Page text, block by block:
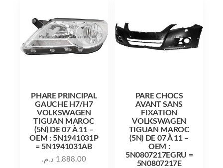
PHARE PRINCIPAL
GAUCHE H7/H7
VOLKSWAGEN
TIGUAN MAROC
(5N) DE 07 À 11 –
OEM : 5N1941031P
= 5N1941031AB
1,888.00 د.م.
PARE CHOCS
AVANT SANS
FIXATION
VOLKSWAGEN
TIGUAN MAROC
(5N) DE 07 À 11 –
OEM :
5N0807217EGRU =
5N0807217E